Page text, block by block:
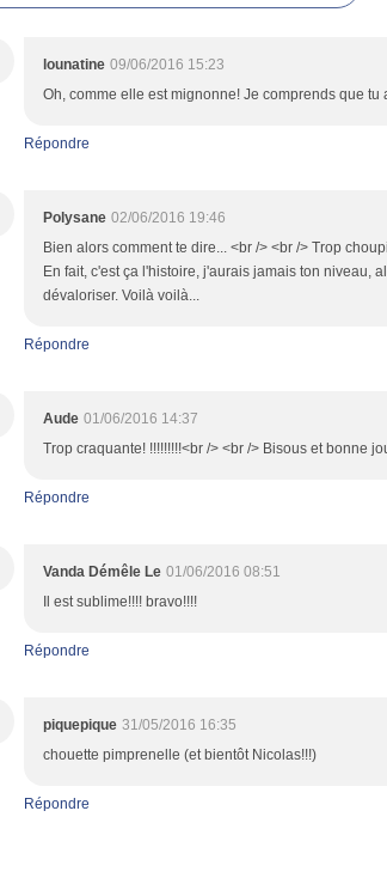
lounatine 09/06/2016 15:23
Oh, comme elle est mignonne! Je comprends que tu
Répondre
Polysane 02/06/2016 19:46
Bien alors comment te dire... <br /> <br /> Trop
En fait, c'est ça l'histoire, j'aurais jamais ton niveau,
dévaloriser. Voilà voilà...
Répondre
Aude 01/06/2016 14:37
Trop craquante! !!!!!!!!!<br /> <br /> Bisous et bonne
Répondre
Vanda Démêle Le 01/06/2016 08:51
Il est sublime!!!! bravo!!!!
Répondre
piquepique 31/05/2016 16:35
chouette pimprenelle (et bientôt Nicolas!!!)
Répondre